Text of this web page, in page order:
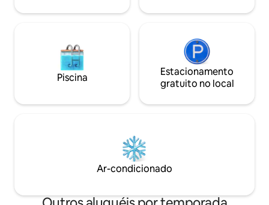
onde a sua privacidade é a nossa
Piscina
Estacionamento
gratuito no local
Ar-condicionado